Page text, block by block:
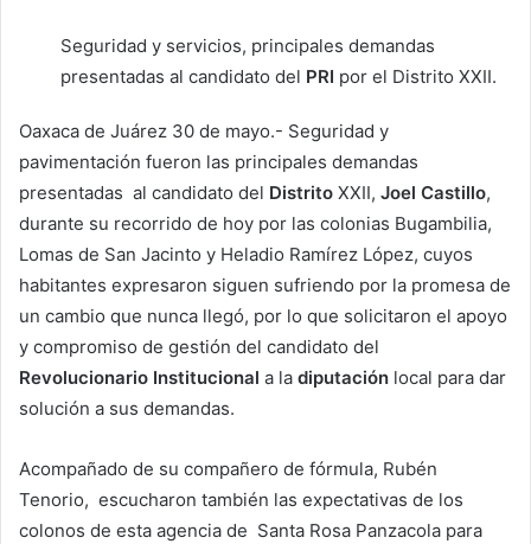
Seguridad y servicios, principales demandas
presentadas al candidato del PRI por el Distrito XXII.
Oaxaca de Juárez 30 de mayo.- Seguridad y
pavimentación fueron las principales demandas
presentadas al candidato del Distrito XXII, Joel Castillo,
durante su recorrido de hoy por las colonias Bugambilia,
Lomas de San Jacinto y Heladio Ramírez López, cuyos
habitantes expresaron siguen sufriendo por la promesa de
un cambio que nunca llegó, por lo que solicitaron el apoyo
y compromiso de gestión del candidato del
Revolucionario Institucional a la diputación local para dar
solución a sus demandas.
Acompañado de su compañero de fórmula, Rubén
Tenorio, escucharon también las expectativas de los
colonos de esta agencia de Santa Rosa Panzacola para